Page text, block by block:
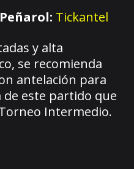
Peñarol: Tickantel
y alta
se recomienda
antelación para
este partido que
Intermedio.